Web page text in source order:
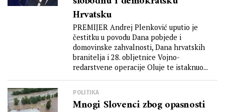
Hrvatsku
PREMIJER Andrej Plenković uputio je
čestitku u povodu Dana pobjede i
domovinske zahvalnosti, Dana hrvatskih
branitelja i 28. obljetnice Vojno-
redarstvene operacije Oluje te istaknuo...
POLITIKA
Mnogi Slovenci zbog opasnosti